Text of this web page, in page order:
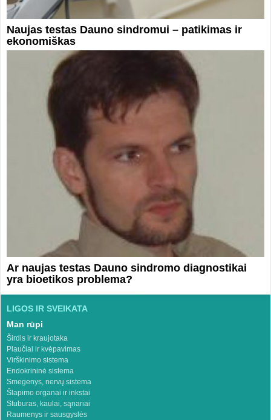
Naujas testas Dauno sindromui – patikimas ir
ekonomiškas
Ar naujas testas Dauno sindromo diagnostikai
yra bioetikos problema?
LIGOS IR SVEIKATA
Man rūpi
Širdis ir kraujotaka
Plaučiai ir kvėpavimas
Virškinimo sistema
Endokrininė sistema
Smegenys, nervų sistema
Šlapimo organai ir inkstai
Stuburas, kaulai, sąnariai
Raumenys ir sausgyslės